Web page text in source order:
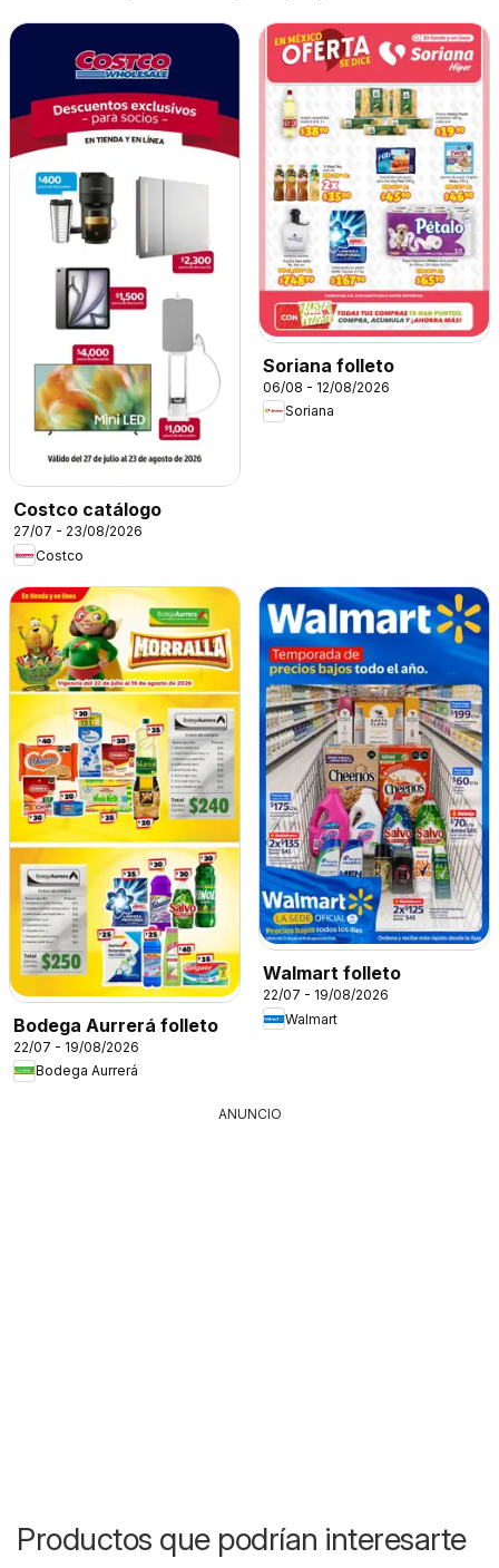
Costco catálogo
27/07 - 23/08/2026
Costco
Soriana folleto
06/08 - 12/08/2026
Soriana
Bodega Aurrerá folleto
22/07 - 19/08/2026
Bodega Aurrerá
Walmart folleto
22/07 - 19/08/2026
Walmart
ANUNCIO
Productos que podrían interesarte